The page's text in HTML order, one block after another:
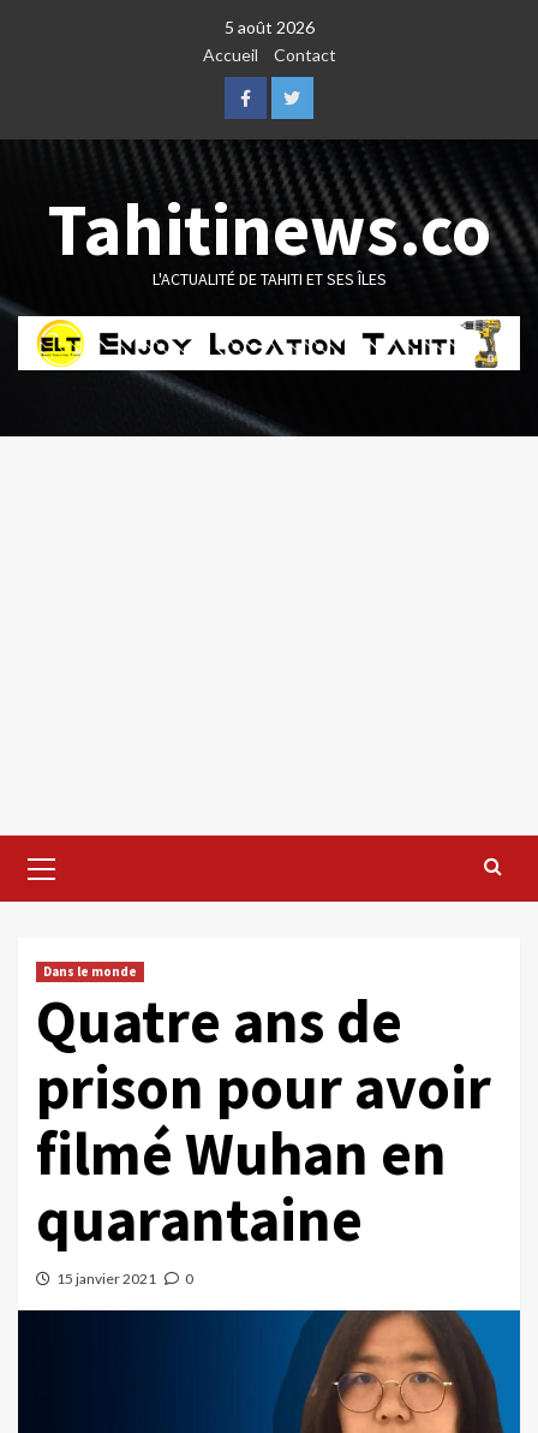
5 août 2026
Accueil
Contact
FacebookTwitter
Tahitinews.co
L'ACTUALITÉ DE TAHITI ET SES ÎLES
Menu
Dans le monde
Quatre ans de
prison pour avoir
filmé Wuhan en
quarantaine
15 janvier 2021 0